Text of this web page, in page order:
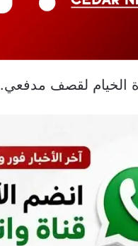
الخيام لقصف مدفعي.